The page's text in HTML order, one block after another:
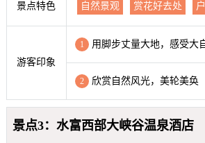
景点特色 自然景观 赏花好去处
游客印象
1 用脚步丈量大地，感受大
2 欣赏自然风光，美轮美奂
景点3：水富西部大峡谷温泉酒店